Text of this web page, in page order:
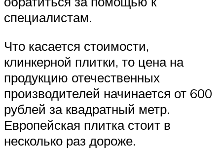
специалистам.
Что касается стоимости,
клинкерной плитки, то цена на
продукцию отечественных
производителей начинается от 600
рублей за квадратный метр.
Европейская плитка стоит в
несколько раз дороже.